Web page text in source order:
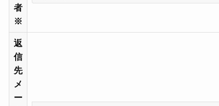
者
※
返
信
先
メ
ー